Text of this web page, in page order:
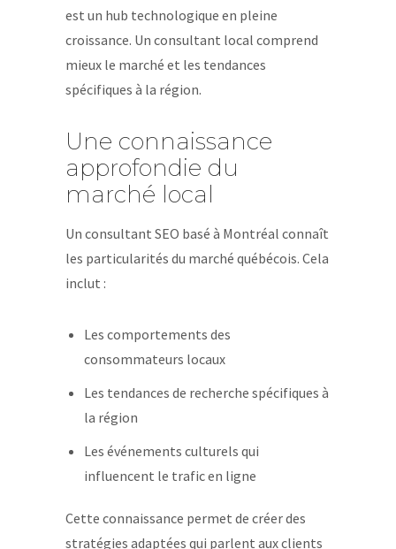
est un hub technologique en pleine
croissance. Un consultant local comprend
mieux le marché et les tendances
spécifiques à la région.
Une connaissance
approfondie du
marché local
Un consultant SEO basé à Montréal connaît
les particularités du marché québécois. Cela
inclut :
Les comportements des
consommateurs locaux
Les tendances de recherche spécifiques à
la région
Les événements culturels qui
influencent le trafic en ligne
Cette connaissance permet de créer des
stratégies adaptées qui parlent aux clients